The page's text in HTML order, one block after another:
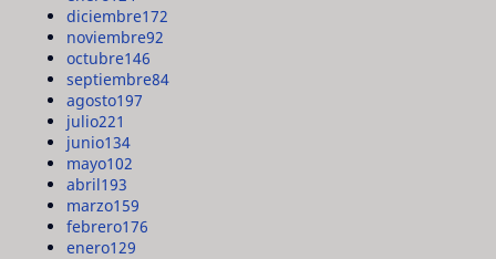
diciembre172
noviembre92
octubre146
septiembre84
agosto197
julio221
junio134
mayo102
abril193
marzo159
febrero176
enero129